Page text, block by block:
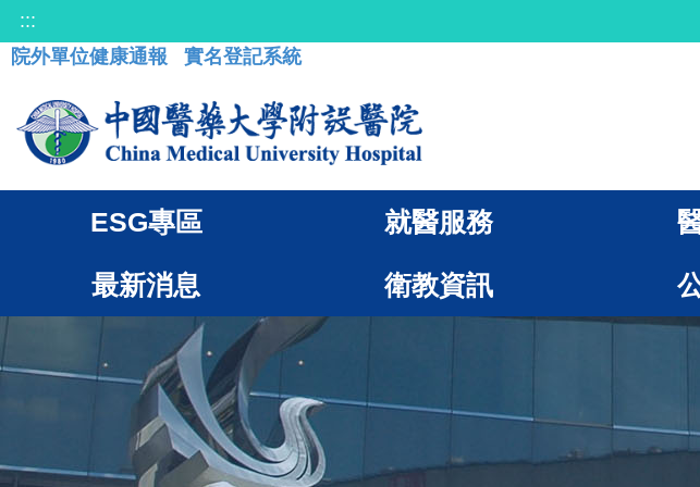
:::
院外單位健康通報
實名登記系統
ESG專區 就醫服務
最新消息 衛教資訊